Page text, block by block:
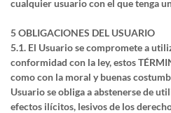
cualquier usuario con el que tenga
5 OBLIGACIONES DEL USUARIO
5.1. El Usuario se compromete a
conformidad con la ley, estos
como con la moral y buenas
Usuario se obliga a abstenerse de
efectos ilícitos, lesivos de los